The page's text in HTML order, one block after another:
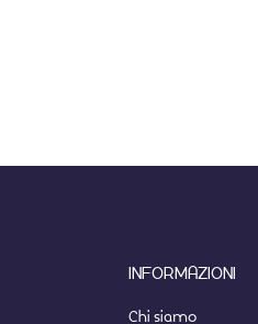
INFORMAZIONI
Chi siamo